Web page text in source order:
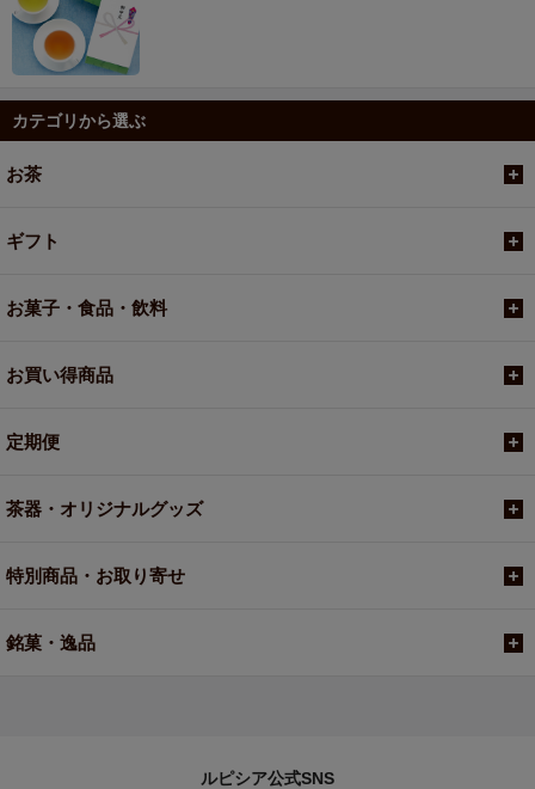
カテゴリから選ぶ
お茶
ギフト
お菓子・食品・飲料
お買い得商品
定期便
茶器・オリジナルグッズ
特別商品・お取り寄せ
銘菓・逸品
ルピシア公式SNS